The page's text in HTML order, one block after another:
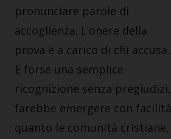
pronunciare parole di
accoglienza. L’onere della
prova è a carico di chi accusa.
E forse una semplice
ricognizione senza pregiudizi,
farebbe emergere con facilità
quanto le comunità cristiane,